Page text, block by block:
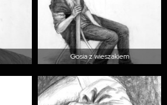
Gosia z wieszakiem